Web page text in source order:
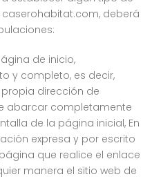
deberá
de inicio,
y completo, es decir,
dirección de
abarcar completamente
de la página inicial, En
expresa y por escrito
que realice el enlace
manera el sitio web de